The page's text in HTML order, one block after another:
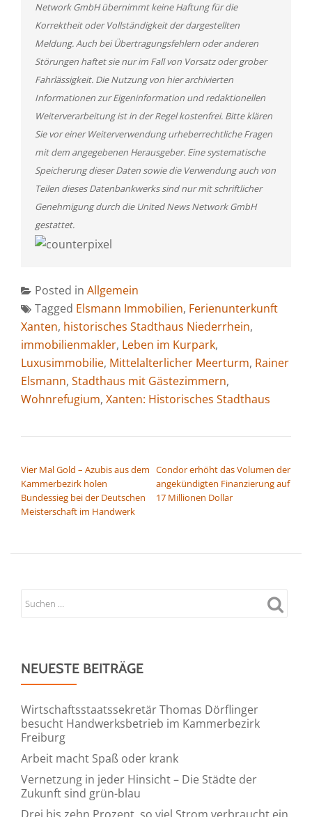
Network GmbH übernimmt keine Haftung für die
Korrektheit oder Vollständigkeit der dargestellten
Meldung. Auch bei Übertragungsfehlern oder anderen
Störungen haftet sie nur im Fall von Vorsatz oder grober
Fahrlässigkeit. Die Nutzung von hier archivierten
Informationen zur Eigeninformation und redaktionellen
Weiterverarbeitung ist in der Regel kostenfrei. Bitte klären
Sie vor einer Weiterverwendung urheberrechtliche Fragen
mit dem angegebenen Herausgeber. Eine systematische
Speicherung dieser Daten sowie die Verwendung auch von
Teilen dieses Datenbankwerks sind nur mit schriftlicher
Genehmigung durch die United News Network GmbH
gestattet.
Posted in Allgemein
Tagged Elsmann Immobilien, Ferienunterkunft
Xanten, historisches Stadthaus Niederrhein,
immobilienmakler, Leben im Kurpark,
Luxusimmobilie, Mittelalterlicher Meerturm, Rainer
Elsmann, Stadthaus mit Gästezimmern,
Wohnrefugium, Xanten: Historisches Stadthaus
Vier Mal Gold – Azubis aus dem
Kammerbezirk holen
Bundessieg bei der Deutschen
Meisterschaft im Handwerk
Condor erhöht das Volumen der
angekündigten Finanzierung auf
17 Millionen Dollar
NEUESTE BEITRÄGE
Wirtschaftsstaatssekretär Thomas Dörflinger
besucht Handwerksbetrieb im Kammerbezirk
Freiburg
Arbeit macht Spaß oder krank
Vernetzung in jeder Hinsicht – Die Städte der
Zukunft sind grün-blau